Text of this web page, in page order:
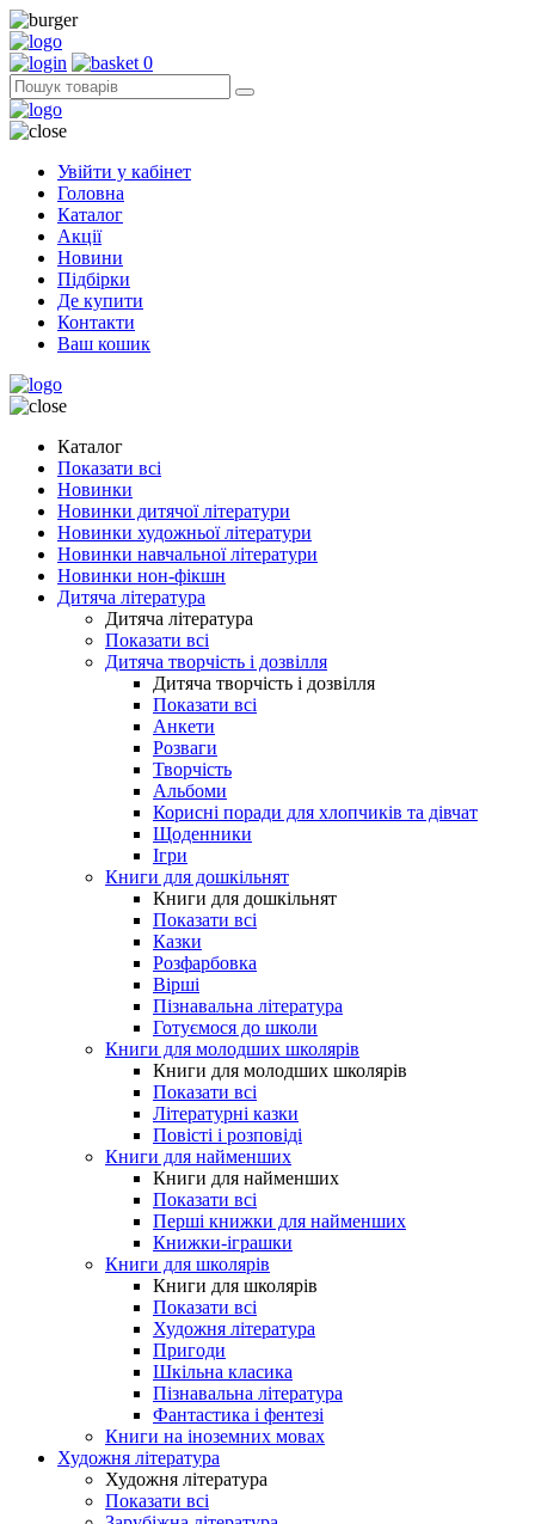
0
Увійти у кабінет
Головна
Каталог
Акції
Новини
Підбірки
Де купити
Контакти
Ваш кошик
Каталог
Показати всі
Новинки
Новинки дитячої літератури
Новинки художньої літератури
Новинки навчальної літератури
Новинки нон-фікшн
Дитяча література
Дитяча література
Показати всі
Дитяча творчість і дозвілля
Дитяча творчість і дозвілля
Показати всі
Анкети
Розваги
Творчість
Альбоми
Корисні поради для хлопчиків та дівчат
Щоденники
Ігри
Книги для дошкільнят
Книги для дошкільнят
Показати всі
Казки
Розфарбовка
Вірші
Пізнавальна література
Готуємося до школи
Книги для молодших школярів
Книги для молодших школярів
Показати всі
Літературні казки
Повісті і розповіді
Книги для найменших
Книги для найменших
Показати всі
Перші книжки для найменших
Книжки-іграшки
Книги для школярів
Книги для школярів
Показати всі
Художня література
Пригоди
Шкільна класика
Пізнавальна література
Фантастика і фентезі
Книги на іноземних мовах
Художня література
Художня література
Показати всі